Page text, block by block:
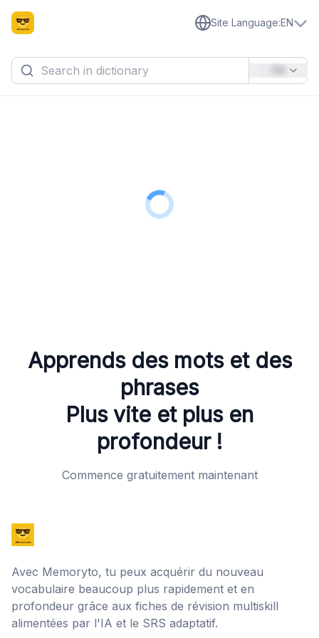
Site Language:EN
Apprends des mots et des
phrases
Plus vite et plus en
profondeur !
Commence gratuitement maintenant
Avec Memoryto, tu peux acquérir du nouveau
vocabulaire beaucoup plus rapidement et en
profondeur grâce aux fiches de révision multiskill
alimentées par l'IA et le SRS adaptatif.